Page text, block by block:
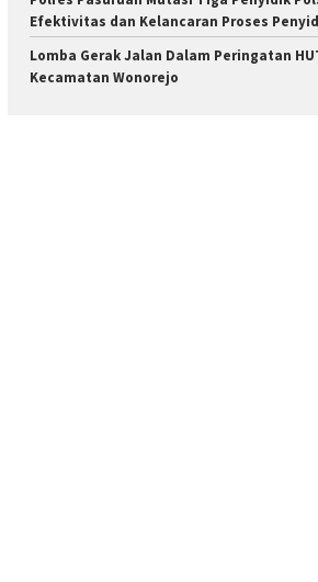
Efektivitas dan Kelancaran Proses
Lomba Gerak Jalan Dalam Peringatan
Kecamatan Wonorejo